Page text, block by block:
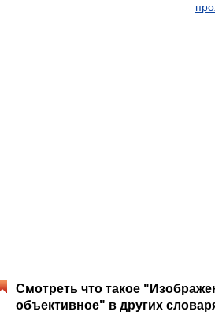
Смотреть что такое
объективное" в других